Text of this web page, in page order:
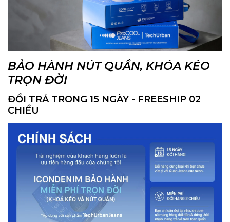
BẢO HÀNH NÚT QUẦN, KHÓA KÉO
TRỌN ĐỜI
ĐỔI TRẢ TRONG 15 NGÀY - FREESHIP 02
CHIỀU